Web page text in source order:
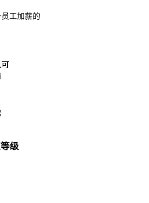
工加薪的
可
级